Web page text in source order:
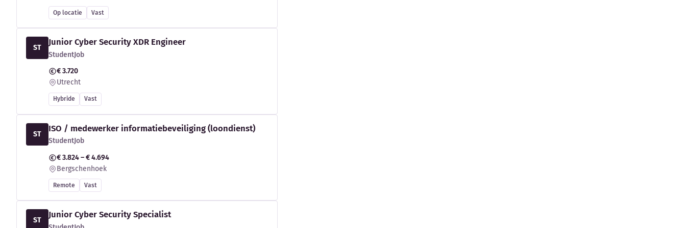
Op locatie Vast
ST
Junior Cyber Security XDR Engineer
StudentJob
€ 3.720
Utrecht
Hybride Vast
ST
ISO / medewerker informatiebeveiliging (loondienst)
StudentJob
€ 3.824 – € 4.694
Bergschenhoek
Remote Vast
ST
Junior Cyber Security Specialist